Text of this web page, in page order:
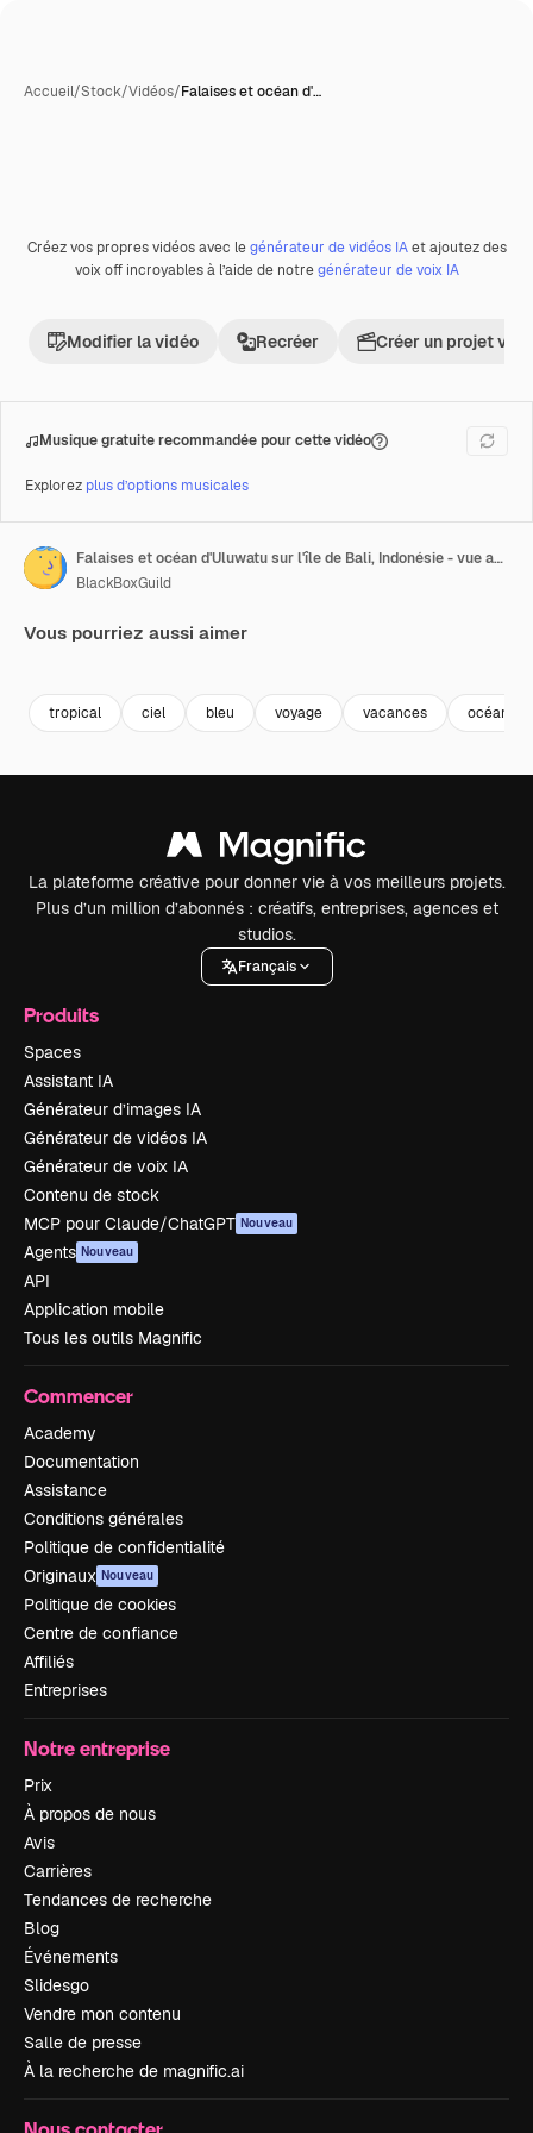
Accueil/Stock/Vidéos/Falaises et océan d'…
Premium
Créez vos propres vidéos avec legénérateur de vidéos IAet ajoutez des
voix off incroyables à l’aide de notregénérateur de voix IA
Modifier la vidéo Recréer Créer un projet
Musique gratuite recommandée pour cette vidéo
Explorez plus d’options musicales
Falaises et océan d'Uluwatu sur l'île de Bali, Indonésie - vue aérienne par drone
BlackBoxGuild
Vous pourriez aussi aimer
tropical ciel bleu voyage vacances océan
La plateforme créative pour donner vie à vos meilleurs projets.
Plus d’un million d’abonnés : créatifs, entreprises, agences et
studios.
Français
Produits
Spaces
Assistant IA
Générateur d’images IA
Générateur de vidéos IA
Générateur de voix IA
Contenu de stock
MCP pour Claude/ChatGPT Nouveau
Agents Nouveau
API
Application mobile
Tous les outils Magnific
Commencer
Academy
Documentation
Assistance
Conditions générales
Politique de confidentialité
Originaux Nouveau
Politique de cookies
Centre de confiance
Affiliés
Entreprises
Notre entreprise
Prix
À propos de nous
Avis
Carrières
Tendances de recherche
Blog
Événements
Slidesgo
Vendre mon contenu
Salle de presse
À la recherche de magnific.ai